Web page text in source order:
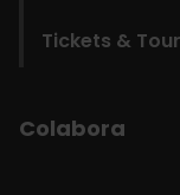
Tickets &
Colabora